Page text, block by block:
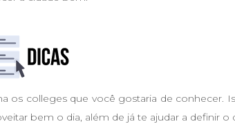
os colleges que você gostaria de conhecer.
bem o dia, além de já te ajudar a definir o